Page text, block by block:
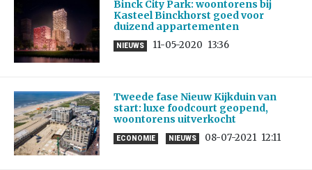
Binck City Park: woontorens bij
Kasteel Binckhorst goed voor
duizend appartementen
NIEUWS 11-05-2020 13:36
Tweede fase Nieuw Kijkduin van
start: luxe foodcourt geopend,
woontorens uitverkocht
ECONOMIE NIEUWS 08-07-2021 12:11